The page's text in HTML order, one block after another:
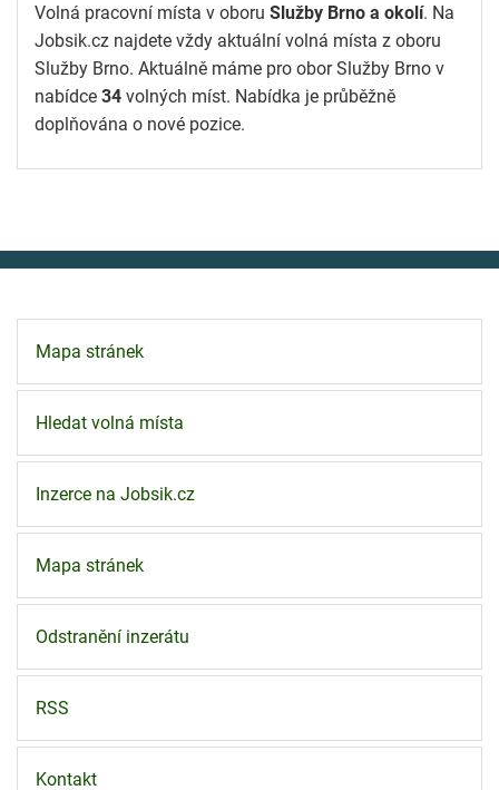
Volná pracovní místa v oboru Služby Brno a okolí. Na
Jobsik.cz najdete vždy aktuální volná místa z oboru
Služby Brno. Aktuálně máme pro obor Služby Brno v
nabídce 34 volných míst. Nabídka je průběžně
doplňována o nové pozice.
Mapa stránek
Hledat volná místa
Inzerce na Jobsik.cz
Mapa stránek
Odstranění inzerátu
RSS
Kontakt